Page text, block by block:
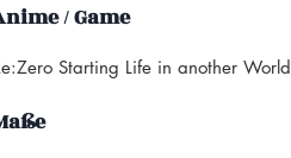
/ Game
Starting Life in another World